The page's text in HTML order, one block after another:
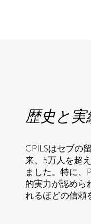
歴史と実
CPILSはセブの
来、5万人を超
ました。特に、
的実力が認めら
れるほどの信頼